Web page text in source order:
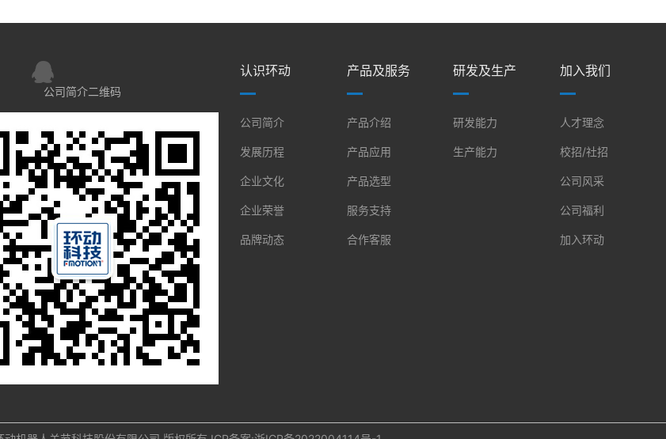
公司简介二维码
认识环动
公司简介
发展历程
企业文化
企业荣誉
品牌动态
产品及服务
产品介绍
产品应用
产品选型
服务支持
合作客服
研发及生产
研发能力
生产能力
加入我们
人才理念
校招/社招
公司风采
公司福利
加入环动